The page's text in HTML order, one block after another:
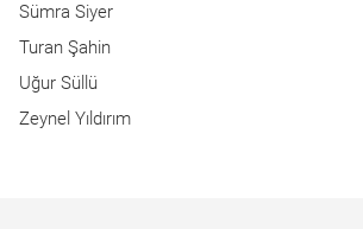
Sümra Siyer
Turan Şahin
Uğur Süllü
Zeynel Yıldırım